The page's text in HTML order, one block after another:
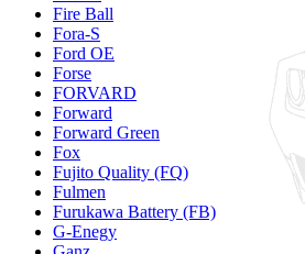
Fire Ball
Fora-S
Ford OE
Forse
FORVARD
Forward
Forward Green
Fox
Fujito Quality (FQ)
Fulmen
Furukawa Battery (FB)
G-Enegy